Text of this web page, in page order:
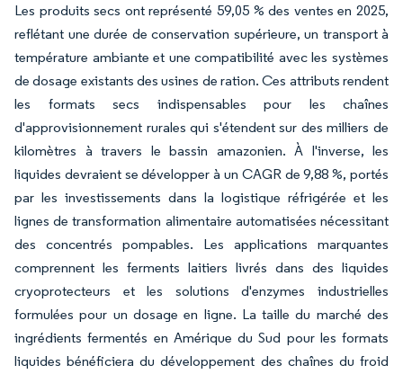
Les produits secs ont représenté 59,05 % des ventes en 2025,
reflétant une durée de conservation supérieure, un transport à
température ambiante et une compatibilité avec les systèmes
de dosage existants des usines de ration. Ces attributs rendent
les formats secs indispensables pour les chaînes
d'approvisionnement rurales qui s'étendent sur des milliers de
kilomètres à travers le bassin amazonien. À l'inverse, les
liquides devraient se développer à un CAGR de 9,88 %, portés
par les investissements dans la logistique réfrigérée et les
lignes de transformation alimentaire automatisées nécessitant
des concentrés pompables. Les applications marquantes
comprennent les ferments laitiers livrés dans des liquides
cryoprotecteurs et les solutions d'enzymes industrielles
formulées pour un dosage en ligne. La taille du marché des
ingrédients fermentés en Amérique du Sud pour les formats
liquides bénéficiera du développement des chaînes du froid